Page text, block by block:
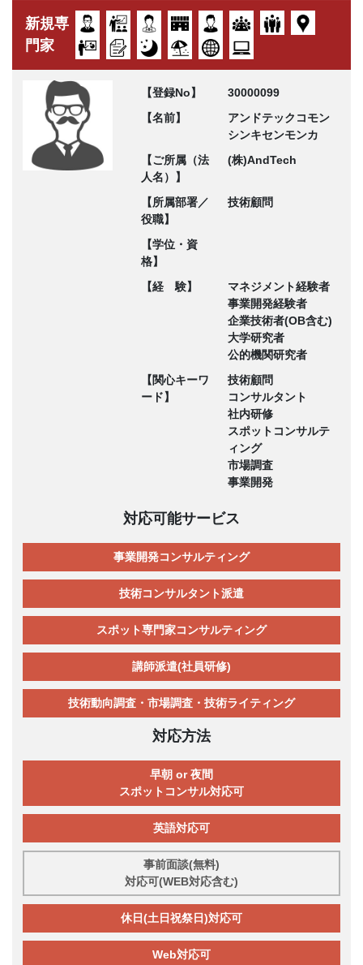
新規専
門家
【登録No】
30000099
【名前】
アンドテックコモン
シンキセンモンカ
【ご所属（法
人名）】
(株)AndTech
【所属部署／
役職】
技術顧問
【学位・資
格】
【経 験】
マネジメント経験者
事業開発経験者
企業技術者(OB含む)
大学研究者
公的機関研究者
【関心キーワ
ード】
技術顧問
コンサルタント
社内研修
スポットコンサルテ
ィング
市場調査
事業開発
対応可能サービス
事業開発コンサルティング
技術コンサルタント派遣
スポット専門家コンサルティング
講師派遣(社員研修)
技術動向調査・市場調査・技術ライティング
対応方法
早朝 or 夜間
スポットコンサル対応可
英語対応可
事前面談(無料)
対応可(WEB対応含む)
休日(土日祝祭日)対応可
Web対応可